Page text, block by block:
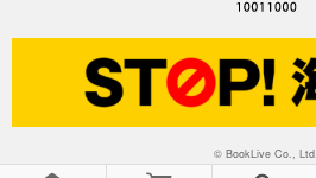
© BookLive Co., Ltd.